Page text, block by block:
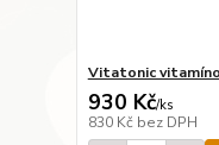
Vitatonic
930 Kč/ks
830 Kč bez DPH